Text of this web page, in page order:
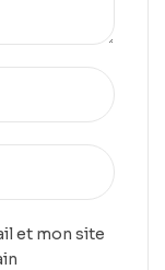
et mon site